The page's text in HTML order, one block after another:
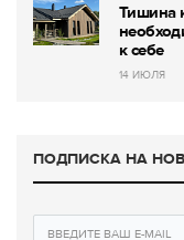
Тишина
к себе
14 ИЮЛЯ
ПОДПИСКА НА